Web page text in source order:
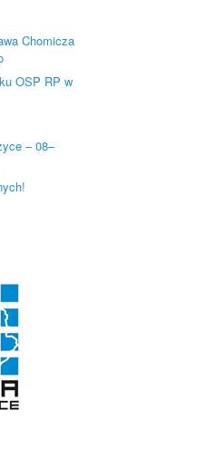
Chomicza
OSP RP w
– 08–